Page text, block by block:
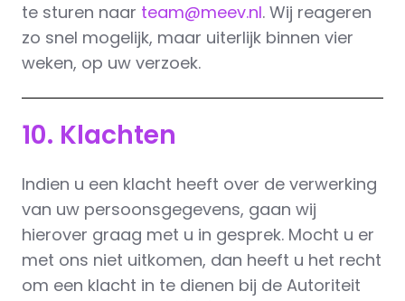
te sturen naar team@meev.nl. Wij reageren
zo snel mogelijk, maar uiterlijk binnen vier
weken, op uw verzoek.
10. Klachten
Indien u een klacht heeft over de verwerking
van uw persoonsgegevens, gaan wij
hierover graag met u in gesprek. Mocht u er
met ons niet uitkomen, dan heeft u het recht
om een klacht in te dienen bij de Autoriteit